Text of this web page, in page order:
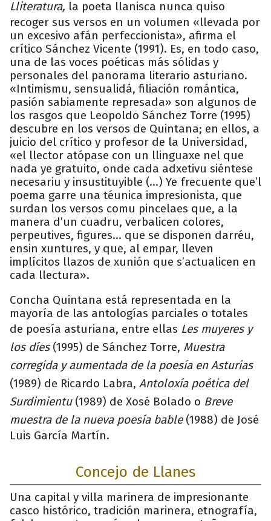
Lliteratura, la poeta llanisca nunca quiso
recoger sus versos en un volumen «llevada por
un excesivo afán perfeccionista», afirma el
crítico Sánchez Vicente (1991). Es, en todo caso,
una de las voces poéticas más sólidas y
personales del panorama literario asturiano.
«Intimismu, sensualidá, filiación romántica,
pasión sabiamente represada» son algunos de
los rasgos que Leopoldo Sánchez Torre (1995)
descubre en los versos de Quintana; en ellos, a
juicio del crítico y profesor de la Universidad,
«el llector atópase con un llinguaxe nel que
nada ye gratuito, onde cada adxetivu siéntese
necesariu y insustituyible (...) Ye frecuente que’l
poema garre una téunica impresionista, que
surdan los versos comu pincelaes que, a la
manera d’un cuadru, verbalicen colores,
perpeutives, figures… que se disponen darréu,
ensin xuntures, y que, al empar, lleven
implícitos llazos de xunión que s’actualicen en
cada llectura».
Concha Quintana está representada en la
mayoría de las antologías parciales o totales
de poesía asturiana, entre ellas Les muyeres y
los díes(1995) de Sánchez Torre, Muestra
corregida y aumentada de la poesía en Asturias
(1989) de Ricardo Labra, Antoloxía poética del
Surdimientu(1989) de Xosé Bolado o Breve
muestra de la nueva poesía bable(1988) de José
Luis García Martín.
Concejo de Llanes
Una capital y villa marinera de impresionante
casco histórico, tradición marinera, etnografía,